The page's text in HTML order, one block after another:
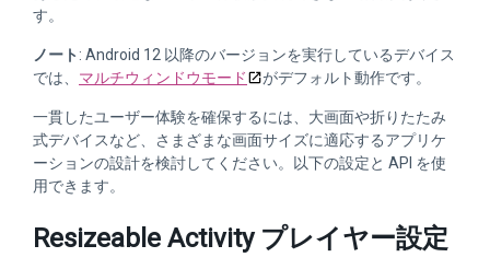
す。
ノート : Android 12 以降のバージョンを実行しているデバイス
では、 マルチウィンドウモード がデフォルト動作です。
一貫したユーザー体験を確保するには、大画面や折りたたみ
式デバイスなど、さまざまな画面サイズに適応するアプリケ
ーションの設計を検討してください。以下の設定と API を使
用できます。
Resizeable Activity プレイヤー設定